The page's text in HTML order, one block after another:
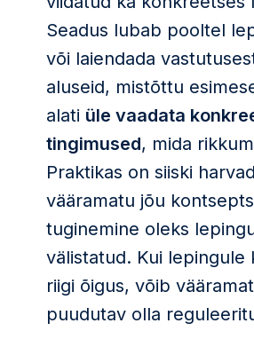
Seadus lubab pooltel
või laiendada
aluseid, mistõttu
alati üle vaadata
tingimused, mida
Praktikas on siiski
vääramatu jõu
tuginemine oleks
välistatud. Kui lepingule
riigi õigus, võib
puudutav olla